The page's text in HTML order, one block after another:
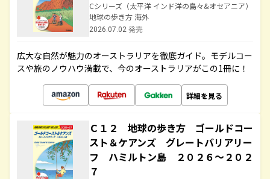
Cシリーズ（太平洋 インド洋の島々&オセアニア）
地球の歩き方 海外
2026.07.02 発売
広大な自然が魅力のオーストラリアを徹底ガイド。モデルコー
スや旅のノウハウ満載で、今のオーストラリアがこの1冊に！
詳細を見る
Ｃ１２ 地球の歩き方 ゴールドコー
スト＆ケアンズ グレートバリアリー
フ ハミルトン島 ２０２６～２０２
７